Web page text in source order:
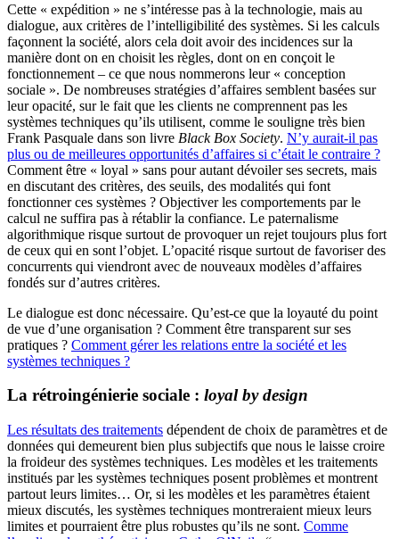
Cette « expédition » ne s’intéresse pas à la technologie, mais au
dialogue, aux critères de l’intelligibilité des systèmes. Si les calculs
façonnent la société, alors cela doit avoir des incidences sur la
manière dont on en choisit les règles, dont on en conçoit le
fonctionnement – ce que nous nommerons leur « conception
sociale ». De nombreuses stratégies d’affaires semblent basées sur
leur opacité, sur le fait que les clients ne comprennent pas les
systèmes techniques qu’ils utilisent, comme le souligne très bien
Frank Pasquale dans son livre Black Box Society. N’y aurait-il pas
plus ou de meilleures opportunités d’affaires si c’était le contraire ?
Comment être « loyal » sans pour autant dévoiler ses secrets, mais
en discutant des critères, des seuils, des modalités qui font
fonctionner ces systèmes ? Objectiver les comportements par le
calcul ne suffira pas à rétablir la confiance. Le paternalisme
algorithmique risque surtout de provoquer un rejet toujours plus fort
de ceux qui en sont l’objet. L’opacité risque surtout de favoriser des
concurrents qui viendront avec de nouveaux modèles d’affaires
fondés sur d’autres critères.
Le dialogue est donc nécessaire. Qu’est-ce que la loyauté du point
de vue d’une organisation ? Comment être transparent sur ses
pratiques ? Comment gérer les relations entre la société et les
systèmes techniques ?
La rétroingénierie sociale : loyal by design
Les résultats des traitements dépendent de choix de paramètres et de
données qui demeurent bien plus subjectifs que nous le laisse croire
la froideur des systèmes techniques. Les modèles et les traitements
institués par les systèmes techniques posent problèmes et montrent
partout leurs limites… Or, si les modèles et les paramètres étaient
mieux discutés, les systèmes techniques montreraient mieux leurs
limites et pourraient être plus robustes qu’ils ne sont. Comme